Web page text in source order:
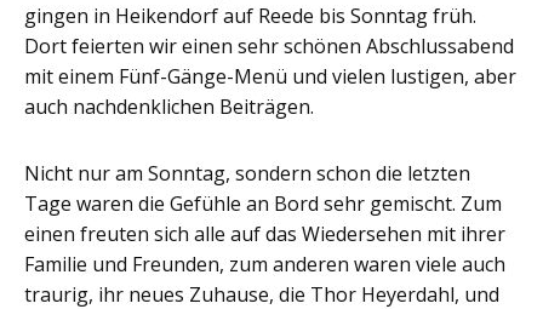
gingen in Heikendorf auf Reede bis Sonntag früh.
Dort feierten wir einen sehr schönen Abschlussabend
mit einem Fünf-Gänge-Menü und vielen lustigen, aber
auch nachdenklichen Beiträgen.
Nicht nur am Sonntag, sondern schon die letzten
Tage waren die Gefühle an Bord sehr gemischt. Zum
einen freuten sich alle auf das Wiedersehen mit ihrer
Familie und Freunden, zum anderen waren viele auch
traurig, ihr neues Zuhause, die Thor Heyerdahl, und